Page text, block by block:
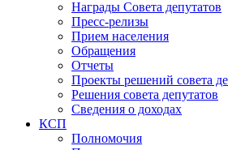
Награды Совета депутатов
Пресс-релизы
Прием населения
Обращения
Отчеты
Проекты решений совета
Решения совета депутатов
Сведения о доходах
КСП
Полномочия